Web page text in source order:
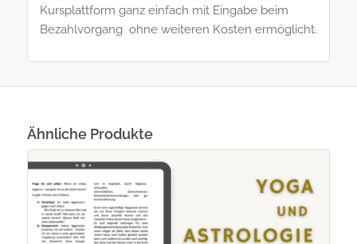
Kursplattform ganz einfach mit Eingabe beim
Bezahlvorgang ohne weiteren Kosten ermöglicht.
Ähnliche Produkte